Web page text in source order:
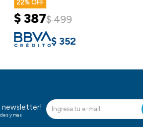
22
$ 387$ 499
$ 352
newsletter!
y mas